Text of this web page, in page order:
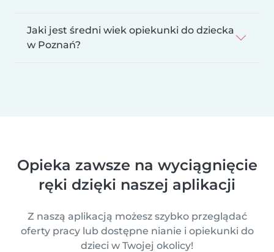
Jaki jest średni wiek opiekunki do dziecka
w Poznań?
Opieka zawsze na wyciągnięcie
ręki dzięki naszej aplikacji
Z naszą aplikacją możesz szybko przeglądać
oferty pracy lub dostępne nianie i opiekunki do
dzieci w Twojej okolicy!